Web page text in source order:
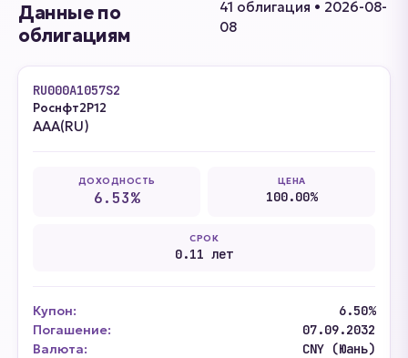
Данные по
облигациям
41 облигация • 2026-08-
08
RU000A1057S2
Роснфт2P12
AAA(RU)
ДОХОДНОСТЬ
6.53%
ЦЕНА
100.00%
СРОК
0.11 лет
Купон:
6.50%
Погашение:
07.09.2032
Валюта:
CNY (Юань)